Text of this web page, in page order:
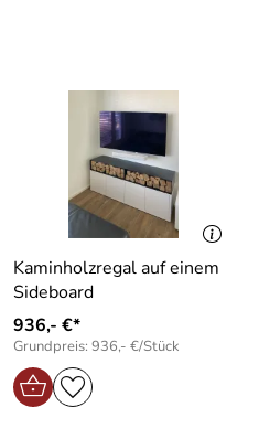
Kaminholzregal auf einem
Sideboard
936,- €*
Grundpreis: 936,- €/Stück